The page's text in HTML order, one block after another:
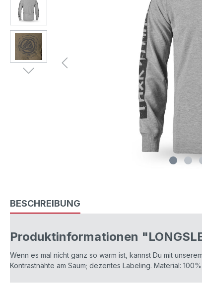
BESCHREIBUNG
Produktinformationen
Wenn es mal nicht ganz so warm ist, kannst Du mit
Kontrastnähte am Saum; dezentes Labeling. Material: